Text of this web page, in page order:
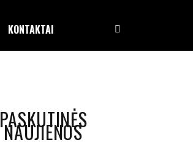
KONTAKTAI
PASKUTINĖS
NAUJIENOS